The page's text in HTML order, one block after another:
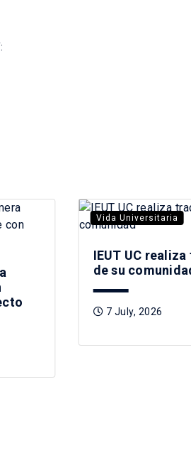
Vida Universitaria
IEUT UC
de su
7 July, 2026